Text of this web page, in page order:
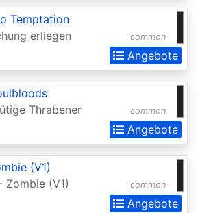
common
Temptation
erliegen
Angebote
common
Thrabener
Angebote
common
(V1)
Zombie (V1)
Angebote